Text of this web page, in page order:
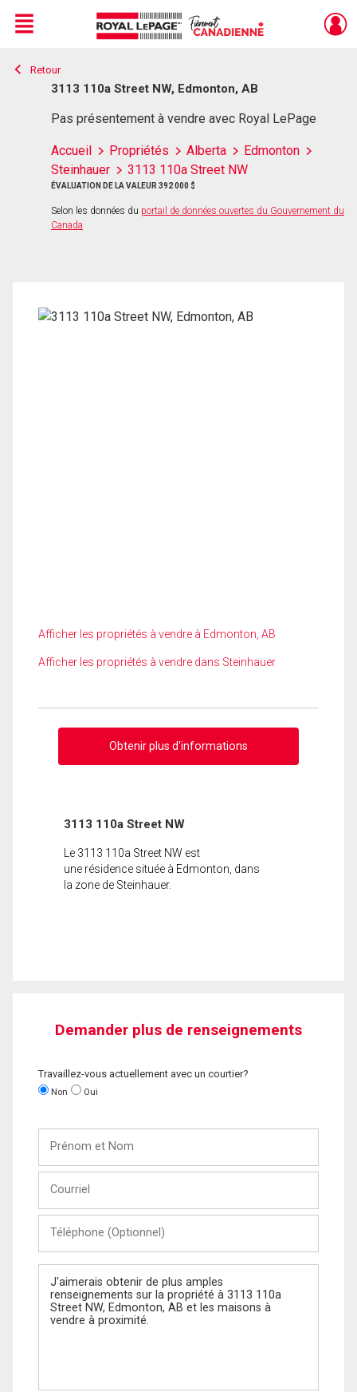
Live
En Direct
Menu
Retour
3113 110a Street NW, Edmonton, AB
Pas présentement à vendre avec Royal LePage
Accueil Propriétés Alberta
Edmonton
Steinhauer
3113 110a Street NW
ÉVALUATION DE LA VALEUR 392 000 $
Selon les données du portail de données ouvertes du Gouvernement du
Canada
Afficher les propriétés à vendre à Edmonton, AB
Afficher les propriétés à vendre dans Steinhauer
Obtenir plus d'informations
3113 110a Street NW
Le 3113 110a Street NW est
une résidence située à Edmonton, dans
la zone de Steinhauer.
Demander plus de renseignements
Travaillez-vous actuellement avec un courtier?
Non Oui
Nom
(Optionnel)
Message